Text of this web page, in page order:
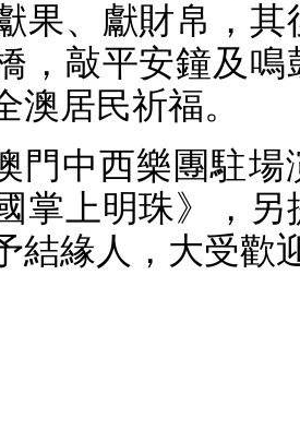
果、獻財帛，其
，敲平安鐘及鳴
澳居民祈福。
門中西樂團駐場
掌上明珠》，另
結緣人，大受歡